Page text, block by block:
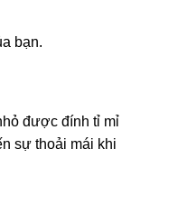
bạn.
được đính tỉ mỉ
sự thoải mái khi